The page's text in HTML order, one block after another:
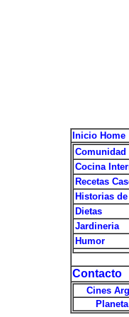
Inicio Home
Comunidad
Cocina
Recetas
Historias
Dietas
Jardineria
Humor
Contacto
Cines